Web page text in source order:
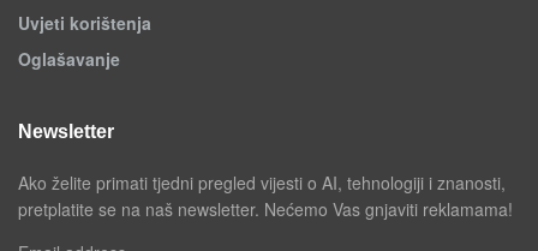
Uvjeti korištenja
Oglašavanje
Newsletter
Ako želite primati tjedni pregled vijesti o AI, tehnologiji i znanosti,
pretplatite se na naš newsletter. Nećemo Vas gnjaviti reklamama!